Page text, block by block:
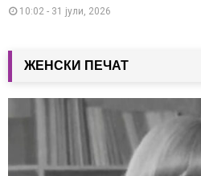
10:02 - 31 јули, 2026
ЖЕНСКИ ПЕЧАТ